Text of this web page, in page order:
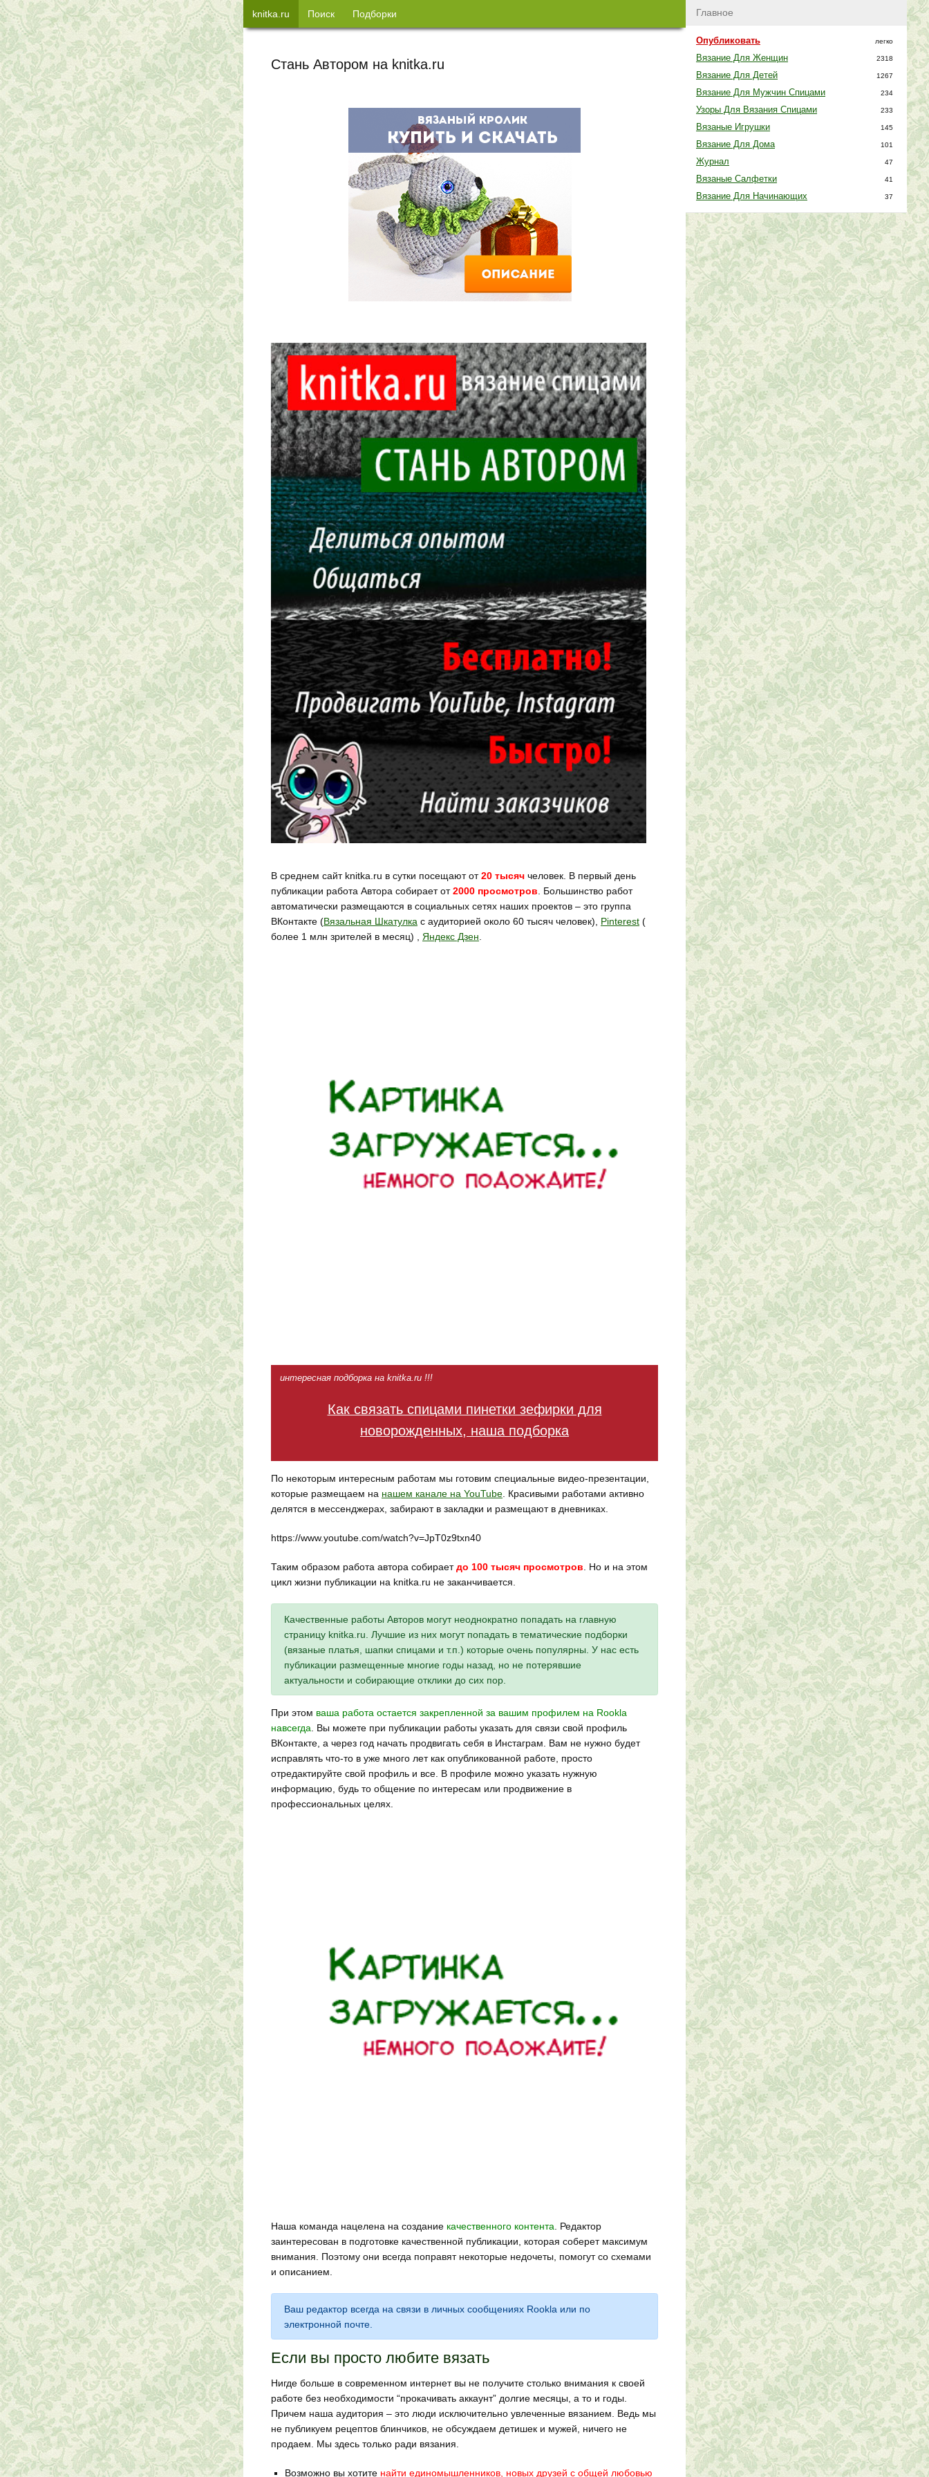
Стань Автором на knitka.ru
В среднем сайт knitka.ru в сутки посещают от20 тысяч человек. В первый день
публикации работа Автора собирает от2000 просмотров. Большинство работ
автоматически размещаются в социальных сетях наших проектов – это группа
ВКонтакте (Вязальная Шкатулка с аудиторией около 60 тысяч человек), Pinterest (
более 1 млн зрителей в месяц) , Яндекс Дзен.
интересная подборка на knitka.ru !!!
Как связать спицами пинетки зефирки для
новорожденных, наша подборка
По некоторым интересным работам мы готовим специальные видео-презентации,
которые размещаем на нашем канале на YouTube. Красивыми работами активно
делятся в мессенджерах, забирают в закладки и размещают в дневниках.
https://www.youtube.com/watch?v=JpT0z9txn40
Таким образом работа автора собираетдо 100 тысяч просмотров. Но и на этом
цикл жизни публикации на knitka.ru не заканчивается.
Качественные работы Авторов могут неоднократно попадать на главную
страницу knitka.ru. Лучшие из них могут попадать в тематические подборки
(вязаные платья, шапки спицами и т.п.) которые очень популярны. У нас есть
публикации размещенные многие годы назад, но не потерявшие
актуальности и собирающие отклики до сих пор.
При этом ваша работа остается закрепленной за вашим профилем на Rookla
навсегда. Вы можете при публикации работы указать для связи свой профиль
ВКонтакте, а через год начать продвигать себя в Инстаграм. Вам не нужно будет
исправлять что-то в уже много лет как опубликованной работе, просто
отредактируйте свой профиль и все. В профиле можно указать нужную
информацию, будь то общение по интересам или продвижение в
профессиональных целях.
Наша команда нацелена на создание качественного контента. Редактор
заинтересован в подготовке качественной публикации, которая соберет максимум
внимания. Поэтому они всегда поправят некоторые недочеты, помогут со схемами
и описанием.
Ваш редактор всегда на связи в личных сообщениях Rookla или по
электронной почте.
Если вы просто любите вязать
Нигде больше в современном интернет вы не получите столько внимания к своей
работе без необходимости “прокачивать аккаунт” долгие месяцы, а то и годы.
Причем наша аудитория – это люди исключительно увлеченные вязанием. Ведь мы
не публикуем рецептов блинчиков, не обсуждаем детишек и мужей, ничего не
продаем. Мы здесь только ради вязания.
Возможно вы хотите найти единомышленников, новых друзей с общей любовью
Главное
Опубликовать легко
Вязание Для Женщин 2318
Вязание Для Детей 1267
Вязание Для Мужчин Спицами 234
Узоры Для Вязания Спицами 233
Вязаные Игрушки 145
Вязание Для Дома 101
Журнал 47
Вязаные Салфетки 41
Вязание Для Начинающих 37
knitka.ru Поиск Подборки